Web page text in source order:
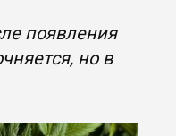
появления
но в